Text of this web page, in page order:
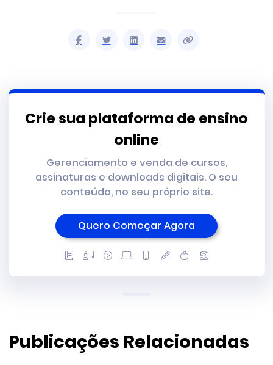
Crie sua plataforma de ensino
online
Gerenciamento e venda de cursos,
assinaturas e downloads digitais. O seu
conteúdo, no seu próprio site.
Quero Começar Agora
Publicações Relacionadas